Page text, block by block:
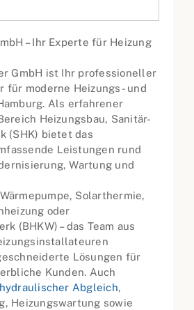
– Ihr Experte für Heizung
GmbH ist Ihr professioneller
für moderne Heizungs- und
Als erfahrener
Heizungsbau, Sanitär-
(SHK) bietet das
Leistungen rund
Wartung und
Solarthermie,
oder
(BHKW) – das Team aus
Lösungen für
Kunden. Auch
hydraulischer Abgleich,
Heizungswartung sowie